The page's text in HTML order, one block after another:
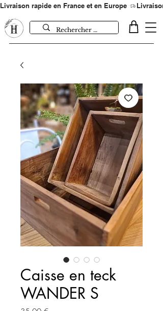
Livraison rapide en France et en Europe
Caisse en teck
WANDER S